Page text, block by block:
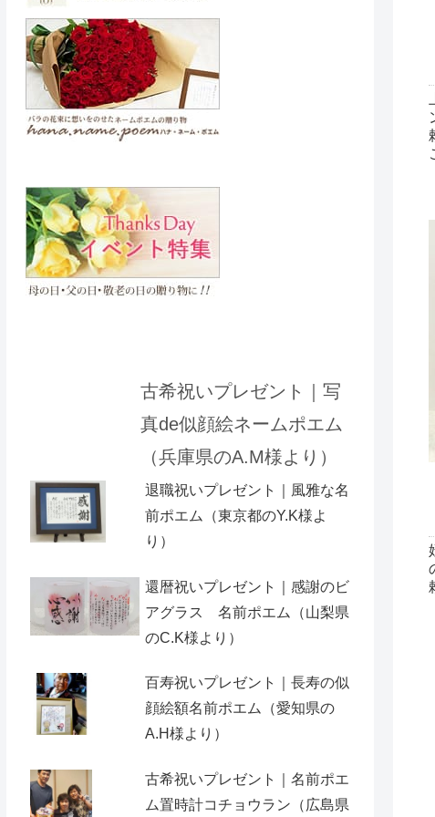
古希祝いプレゼント｜写
真de似顔絵ネームポエム
（兵庫県のA.M様より）
退職祝いプレゼント｜風雅な名
前ポエム（東京都のY.K様よ
り）
還暦祝いプレゼント｜感謝のビ
アグラス 名前ポエム（山梨県
のC.K様より）
百寿祝いプレゼント｜長寿の似
顔絵額名前ポエム（愛知県の
A.H様より ）
古希祝いプレゼント｜名前ポエ
ム置時計コチョウラン（広島県